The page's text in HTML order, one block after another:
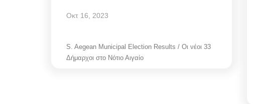
Οκτ 16, 2023
S. Aegean Municipal Election Results / Οι νέοι 33
Δήμαρχοι στο Νότιο Αιγαίο